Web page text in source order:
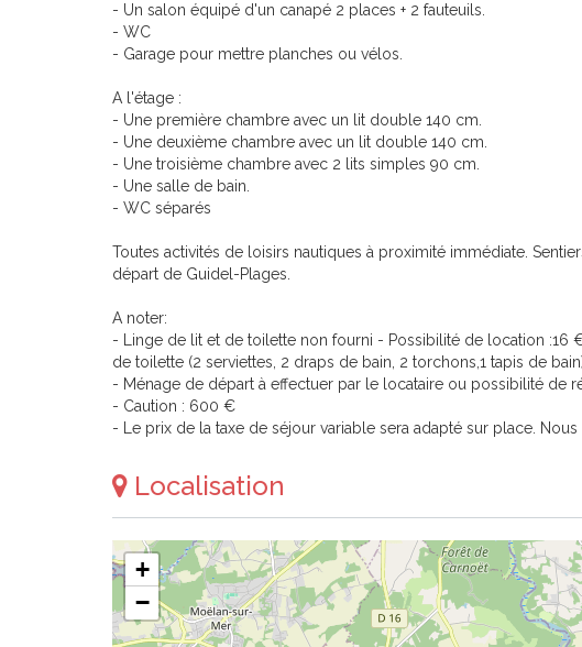
- Un salon équipé d'un canapé 2 places + 2 fauteuils.
- WC
- Garage pour mettre planches ou vélos.
A l'étage :
- Une première chambre avec un lit double 140 cm.
- Une deuxième chambre avec un lit double 140 cm.
- Une troisième chambre avec 2 lits simples 90 cm.
- Une salle de bain.
- WC séparés
Toutes activités de loisirs nautiques à proximité immédiate.
départ de Guidel-Plages.
A noter:
- Linge de lit et de toilette non fourni - Possibilité de location
de toilette (2 serviettes, 2 draps de bain, 2 torchons,1 tapis de
- Ménage de départ à effectuer par le locataire ou possibilité de
- Caution : 600 €
- Le prix de la taxe de séjour variable sera adapté sur place.
Localisation
+
−